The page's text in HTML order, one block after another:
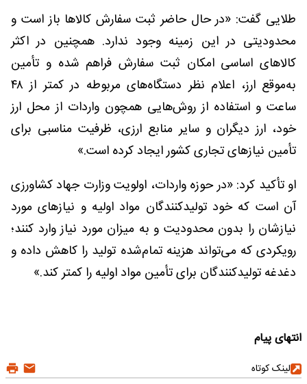
طلایی گفت: «در حال حاضر ثبت سفارش کالاها باز است و
محدودیتی در این زمینه وجود ندارد. همچنین در اکثر
کالاهای اساسی امکان ثبت سفارش فراهم شده و تأمین
به‌موقع ارز، اعلام نظر دستگاه‌های مربوطه در کمتر از ۴۸
ساعت و استفاده از روش‌هایی همچون واردات از محل ارز
خود، ارز دیگران و سایر منابع ارزی، ظرفیت مناسبی برای
تأمین نیازهای تجاری کشور ایجاد کرده است.»
او تأکید کرد: «در حوزه واردات، اولویت وزارت جهاد کشاورزی
آن است که خود تولیدکنندگان مواد اولیه و نیازهای مورد
نیازشان را بدون محدودیت و به میزان مورد نیاز وارد کنند؛
رویکردی که می‌تواند هزینه تمام‌شده تولید را کاهش داده و
دغدغه تولیدکنندگان برای تأمین مواد اولیه را کمتر کند.»
انتهای پیام
لینک کوتاه